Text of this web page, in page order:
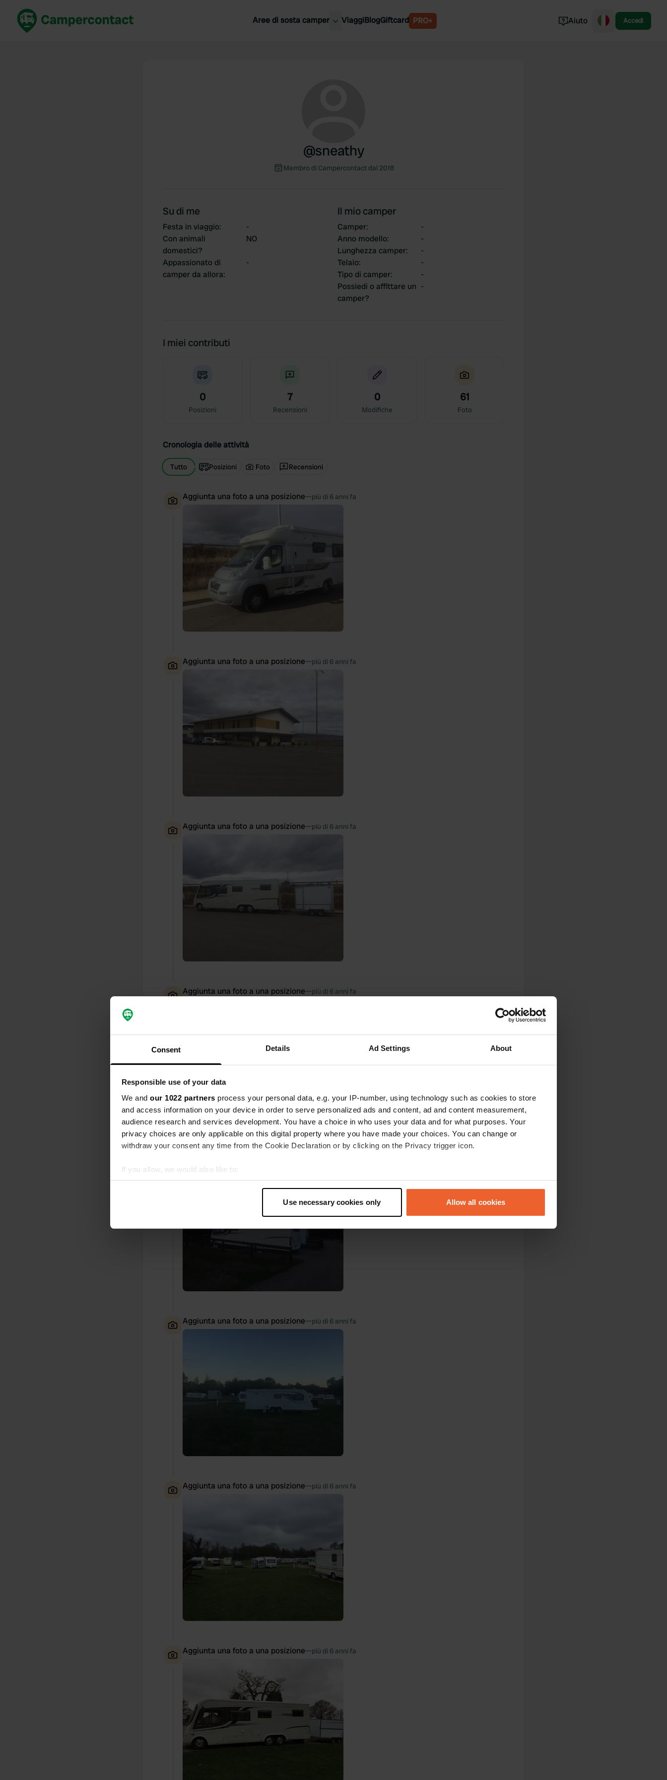
Consent Details Ad Settings About
Responsible use of your data
We and our 1022 partners process your personal data, e.g. your IP-number, using technology such as cookies to store
and access information on your device in order to serve personalized ads and content, ad and content measurement,
audience research and services development. You have a choice in who uses your data and for what purposes. Your
privacy choices are only applicable on this digital property where you have made your choices. You can change or
withdraw your consent any time from the Cookie Declaration or by clicking on the Privacy trigger icon.
If you allow, we would also like to:
Collect information about your geographical location which can be accurate to within several meters
Find out more about how your personal data is processed and set your preferences in the
We use cookies to personalise content and ads, to provide social media features and to analyse our traffic. We also share
information about your use of our site with our social media, advertising and analytics partners who may combine it with
Use necessary cookies only Allow all cookies
Aree di sosta camper ViaggiBlogGiftcard PRO+ Aiuto Accedi
@sneathy
Membro di Campercontact dal 2018
Su di me
Festa in viaggio:
-
Con animali
domestici?
NO
Appassionato di
camper da allora:
-
Il mio camper
Camper:
-
Anno modello:
-
Lunghezza camper:
-
Telaio:
-
Tipo di camper:
-
Possiedi o affittare un
camper?
-
I miei contributi
0
Posizioni
7
Recensioni
0
Modifiche
61
Foto
Cronologia delle attività
Tutto Posizioni Foto Recensioni
Aggiunta una foto a una posizione—più di 6 anni fa
Aggiunta una foto a una posizione—più di 6 anni fa
Aggiunta una foto a una posizione—più di 6 anni fa
Aggiunta una foto a una posizione—più di 6 anni fa
Aggiunta una foto a una posizione—più di 6 anni fa
Aggiunta una foto a una posizione—più di 6 anni fa
Aggiunta una foto a una posizione—più di 6 anni fa